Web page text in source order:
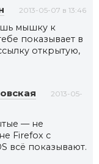
2013-05-07 в 13:46
мышку к
показывает в
открытую,
2013-05-
— не
Firefox с
всё показывают.